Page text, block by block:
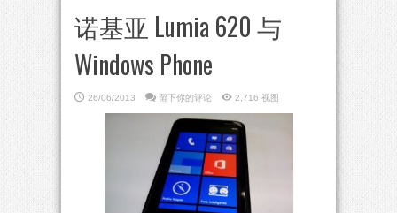
诺基亚 Lumia 620 与
Windows Phone
26/06/2013 留下你的评论 2,716 视图